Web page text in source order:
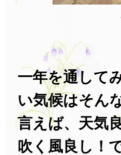
一年を通して
い気候はそん
言えば、天気
吹く風良し！